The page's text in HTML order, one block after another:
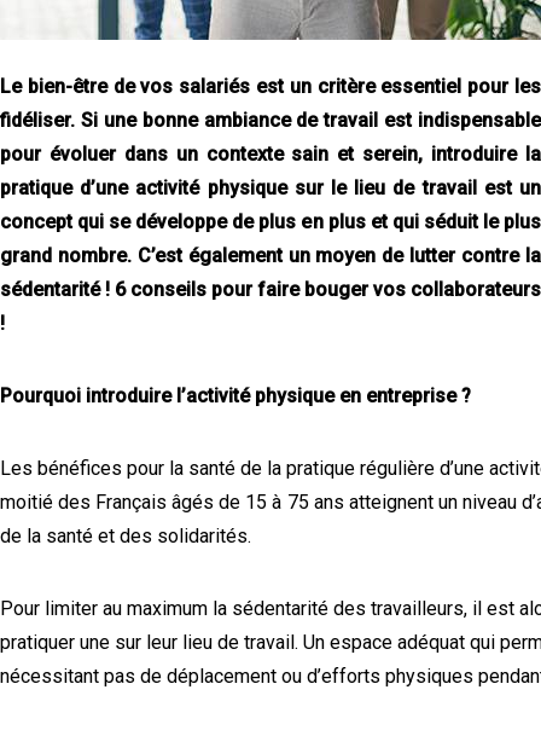
Le bien-être de vos salariés est un critère essentiel pour les
fidéliser. Si une bonne ambiance de travail est indispensable
pour évoluer dans un contexte sain et serein, introduire la
pratique d’une activité physique sur le lieu de travail est un
concept qui se développe de plus en plus et qui séduit le plus
grand nombre. C’est également un moyen de lutter contre la
sédentarité ! 6 conseils pour faire bouger vos collaborateurs
!
Pourquoi introduire l’activité physique en entreprise ?
Les bénéfices pour la santé de la pratique régulière d’une
moitié des Français âgés de 15 à 75 ans atteignent un niveau
de la santé et des solidarités.
Pour limiter au maximum la sédentarité des travailleurs, il est
pratiquer une sur leur lieu de travail. Un espace adéquat qui
nécessitant pas de déplacement ou d’efforts physiques